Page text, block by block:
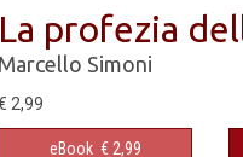
La profezia
Marcello Simoni
2,99
eBook € 2,99